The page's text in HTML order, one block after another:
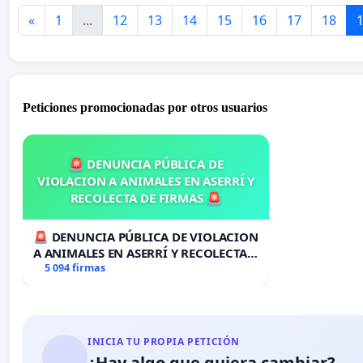
« 1 ... 12 13 14 15 16 17 18
Peticiones promocionadas por otros usuarios
🚨 DENUNCIA PÚBLICA DE
VIOLACION A ANIMALES EN ASERRÍ Y
RECOLECTA DE FIRMAS 🚨
🚨 DENUNCIA PÚBLICA DE VIOLACION
A ANIMALES EN ASERRÍ Y RECOLECTA
DE FIRMAS 🚨
5 094 firmas
INICIA TU PROPIA PETICIÓN